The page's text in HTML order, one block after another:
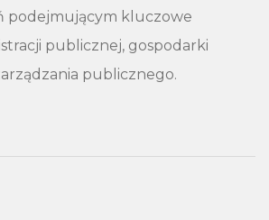
podejmującym kluczowe
publicznej, gospodarki
publicznego.